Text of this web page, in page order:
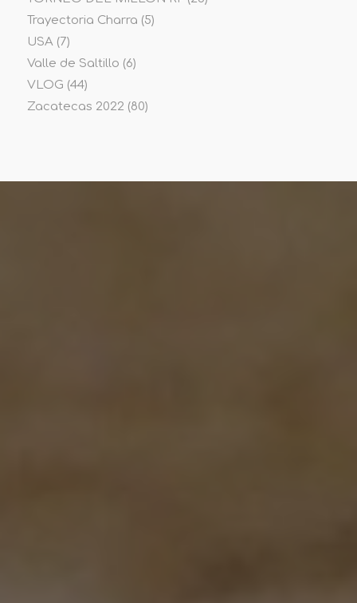
Trayectoria Charra (5)
USA(7)
Valle de Saltillo (6)
VLOG (44)
Zacatecas 2022 (80)